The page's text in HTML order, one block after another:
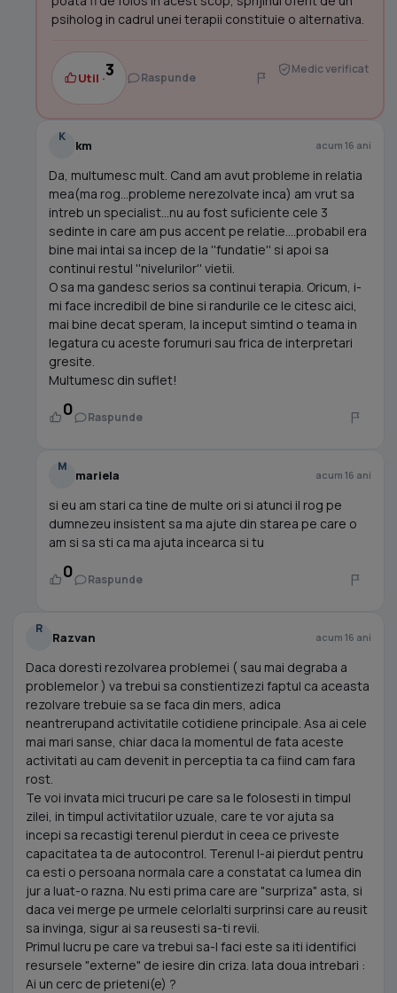
psiholog in cadrul unei terapii constituie o alternativa.
Util ·3 Raspunde
Medic verificat
K
km acum 16 ani
Da, multumesc mult. Cand am avut probleme in relatia
mea(ma rog...probleme nerezolvate inca) am vrut sa
intreb un specialist...nu au fost suficiente cele 3
sedinte in care am pus accent pe relatie....probabil era
bine mai intai sa incep de la ''fundatie'' si apoi sa
continui restul ''nivelurilor'' vietii.
O sa ma gandesc serios sa continui terapia. Oricum, i-
mi face incredibil de bine si randurile ce le citesc aici,
mai bine decat speram, la inceput simtind o teama in
legatura cu aceste forumuri sau frica de interpretari
gresite.
Multumesc din suflet!
0 Raspunde
M
mariela acum 16 ani
si eu am stari ca tine de multe ori si atunci il rog pe
dumnezeu insistent sa ma ajute din starea pe care o
am si sa sti ca ma ajuta incearca si tu
0 Raspunde
R
Razvan acum 16 ani
Daca doresti rezolvarea problemei ( sau mai degraba a
problemelor ) va trebui sa constientizezi faptul ca aceasta
rezolvare trebuie sa se faca din mers, adica
neantrerupand activitatile cotidiene principale. Asa ai cele
mai mari sanse, chiar daca la momentul de fata aceste
activitati au cam devenit in perceptia ta ca fiind cam fara
rost.
Te voi invata mici trucuri pe care sa le folosesti in timpul
zilei, in timpul activitatilor uzuale, care te vor ajuta sa
incepi sa recastigi terenul pierdut in ceea ce priveste
capacitatea ta de autocontrol. Terenul l-ai pierdut pentru
ca esti o persoana normala care a constatat ca lumea din
jur a luat-o razna. Nu esti prima care are "surpriza" asta, si
daca vei merge pe urmele celorlalti surprinsi care au reusit
sa invinga, sigur ai sa reusesti sa-ti revii.
Primul lucru pe care va trebui sa-l faci este sa iti identifici
resursele "externe" de iesire din criza. Iata doua intrebari :
Ai un cerc de prieteni(e) ?